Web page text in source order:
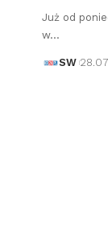
Już od
w…
SW